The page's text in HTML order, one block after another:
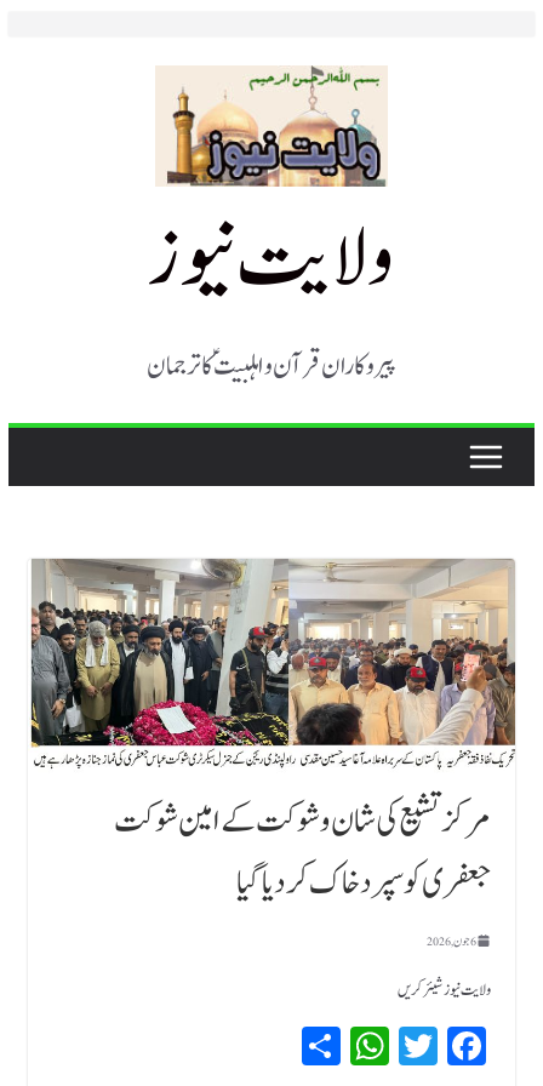
ولایت نیوز
پیروکاران قرآن و اہلبیت ؑ کا ترجمان
مرکز تشیع کی شان و شوکت کے امین شوکت
جعفری کو سپرد خاک کردیا گیا
6 جون, 2026
ولایت نیوز شیئر کریں
Fa
T
W
Sh